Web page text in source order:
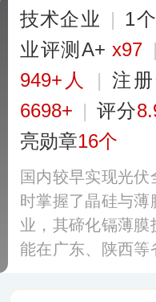
技术企业 | 1
业评测A+x97
949+人
| 注
6698+ | 评分
亮勋章16个
国内较早实现光
时掌握了晶硅与
业，其碲化镉薄
能在广东、陕西